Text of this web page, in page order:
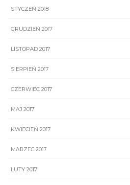
STYCZEŃ 2018
GRUDZIEŃ 2017
LISTOPAD 2017
SIERPIEŃ 2017
CZERWIEC 2017
MAJ 2017
KWIECIEŃ 2017
MARZEC 2017
LUTY 2017